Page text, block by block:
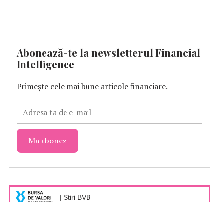
Abonează-te la newsletterul Financial
Intelligence
Primește cele mai bune articole financiare.
| Știri BVB